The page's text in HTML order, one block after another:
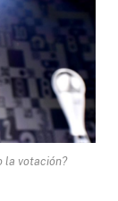
la votación?